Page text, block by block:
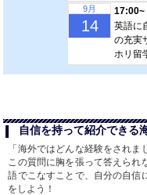
9月
14
17:00~
英語に
の充実
ホリ留
自信を持って紹介できる
「海外ではどんな経験をされま
この質問に胸を張って答えられ
語でこなすことで、自分の自信
をしよう！